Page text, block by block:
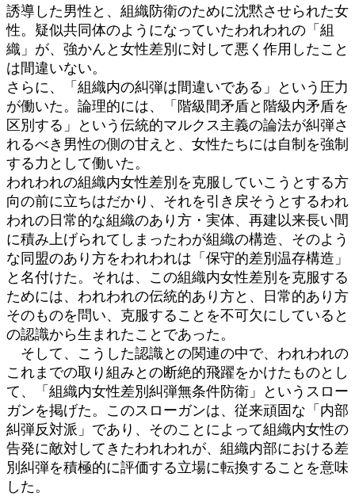
誘導した男性と、組織防衛のために沈黙させられた女
性。疑似共同体のようになっていたわれわれの「組
織」が、強かんと女性差別に対して悪く作用したこと
は間違いない。
さらに、「組織内の糾弾は間違いである」という圧力
が働いた。論理的には、「階級間矛盾と階級内矛盾を
区別する」という伝統的マルクス主義の論法が糾弾さ
れるべき男性の側の甘えと、女性たちには自制を強制
する力として働いた。
われわれの組織内女性差別を克服していこうとする方
向の前に立ちはだかり、それを引き戻そうとするわれ
われの日常的な組織のあり方・実体、再建以来長い間
に積み上げられてしまったわが組織の構造、そのよう
な同盟のあり方をわれわれは「保守的差別温存構造」
と名付けた。それは、この組織内女性差別を克服する
ためには、われわれの伝統的あり方と、日常的あり方
そのものを問い、克服することを不可欠にしていると
の認識から生まれたことであった。
そして、こうした認識との関連の中で、われわれの
これまでの取り組みとの断絶的飛躍をかけたものとし
て、「組織内女性差別糾弾無条件防衛」というスロー
ガンを掲げた。このスローガンは、従来頑固な「内部
糾弾反対派」であり、そのことによって組織内女性の
告発に敵対してきたわれわれが、組織内部における差
別糾弾を積極的に評価する立場に転換することを意味
した。